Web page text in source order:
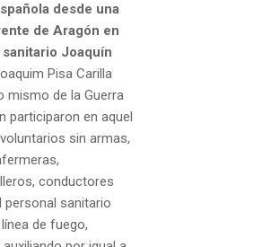
desde una
de Aragón en
Joaquín
Pisa Carilla
mismo de la Guerra
participaron en aquel
sin armas,
conductores
personal sanitario
de fuego,